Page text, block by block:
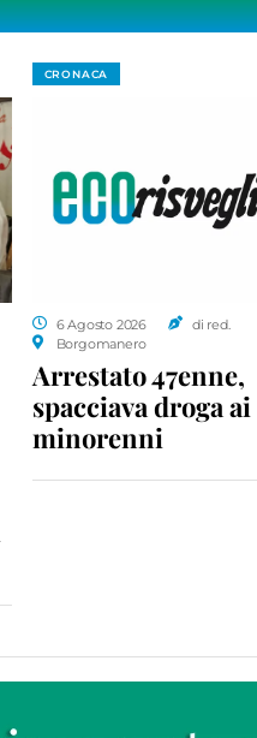
CRONACA
6 Agosto 2026
di red.
Borgomanero
Arrestato 47enne,
spacciava droga ai
minorenni